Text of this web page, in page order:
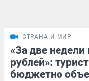
СТРАНА И МИР
«За две
рублей»:
бюджетно